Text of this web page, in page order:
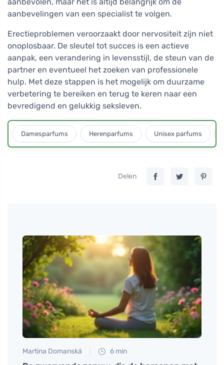
aanbevelingen van een specialist te volgen.
Erectieproblemen veroorzaakt door nervositeit zijn niet
onoplosbaar. De sleutel tot succes is een actieve
aanpak, een verandering in levensstijl, de steun van de
partner en eventueel het zoeken van professionele
hulp. Met deze stappen is het mogelijk om duurzame
verbetering te bereiken en terug te keren naar een
bevredigend en gelukkig seksleven.
Damesparfums Herenparfums Unisex parfums
Delen
Martina Domanská 6 min